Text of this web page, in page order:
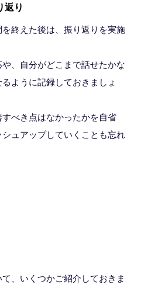
返り
終えた後は、振り返りを実施
、自分がどこまで話せたかな
ように記録しておきましょ
べき点はなかったかを自省
ュアップしていくことも忘れ
、いくつかご紹介しておきま